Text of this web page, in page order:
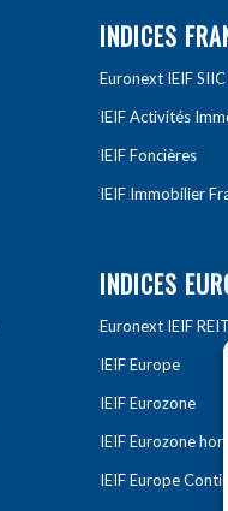
INDICES
Euronext IEIF
IEIF Activités
IEIF Foncières
IEIF Immobilier
INDICES
Euronext IEIF
IEIF Europe
IEIF Eurozone
IEIF Eurozone
IEIF Europe